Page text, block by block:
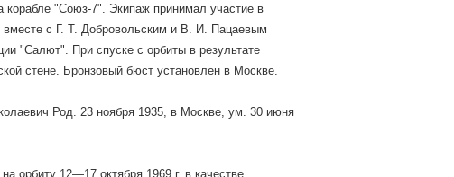
корабле "Союз-7". Экипаж принимал участие в
с Г. Т. Добровольским и В. И. Пацаевым
"Салют". При спуске с орбиты в результате
стене. Бронзовый бюст установлен в Москве.
Род. 23 ноября 1935, в Москве, ум. 30 июня
орбиту 12—17 октября 1969 г. в качестве